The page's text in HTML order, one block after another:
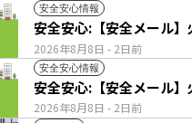
安全安心情報
2026年8月8日 - 2日前
安全安心:【安全メール
安全安心情報
2026年8月8日 - 2日前
安全安心:【安全メール